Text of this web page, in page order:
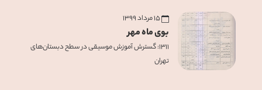
۱۵ مرداد ۱۳۹۹
بوی ماه مهر
۱۳۱۱: گسترش آموزش موسيقی در سطح دبستان‌های
تهران